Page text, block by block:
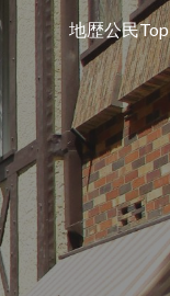
地歴公民Top